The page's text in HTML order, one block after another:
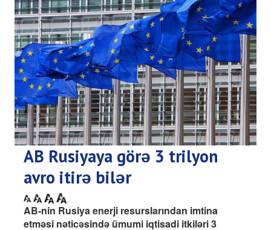
AB Rusiyaya görə 3 trilyon
avro itirə bilər
AB-nin Rusiya enerji resurslarından imtina
etməsi nəticəsində ümumi iqtisadi itkiləri 3